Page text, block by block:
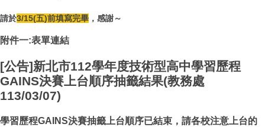
請於3/15(五)前填寫完畢 ，感謝～
附件一:表單連結
[公告]新北市112學年度技術型高中學習歷程
GAINS決賽上台順序抽籤結果(教務處
113/03/07)
學習歷程GAINS決賽抽籤上台順序已結束，請各校注意上台的